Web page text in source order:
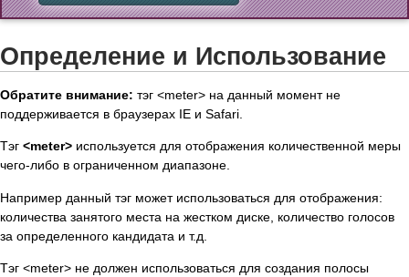
Определение и Использование
Обратите внимание: тэг <meter> на данный момент не
поддерживается в браузерах IE и Safari.
Тэг <meter> используется для отображения количественной меры
чего-либо в ограниченном диапазоне.
Например данный тэг может использоваться для отображения:
количества занятого места на жестком диске, количество голосов
за определенного кандидата и т.д.
Тэг <meter> не должен использоваться для создания полосы